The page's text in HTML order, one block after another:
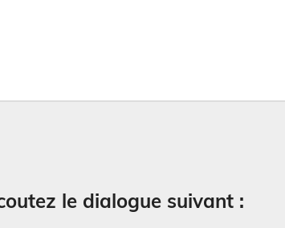
le dialogue suivant :